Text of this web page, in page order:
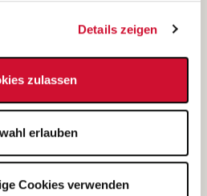
Details zeigen
zulassen
erlauben
Cookies verwenden